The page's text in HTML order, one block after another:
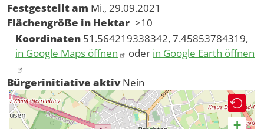
Festgestellt am Mi., 29.09.2021
Flächengröße in Hektar >10
Koordinaten 51.564219338342, 7.45853784319,
in Google Maps öffnen
oder in Google Earth öffnen
Bürgerinitiative aktiv Nein
+